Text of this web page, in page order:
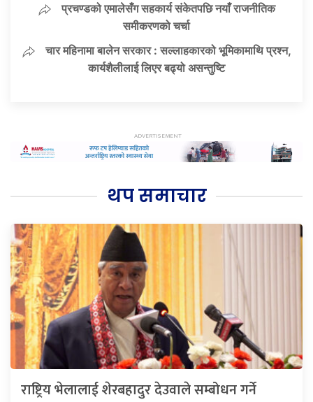
प्रचण्डको एमालेसँग सहकार्य संकेतपछि नयाँ राजनीतिक
समीकरणको चर्चा
चार महिनामा बालेन सरकार : सल्लाहकारको भूमिकामाथि प्रश्न,
कार्यशैलीलाई लिएर बढ्यो असन्तुष्टि
थप समाचार
राष्ट्रिय भेलालाई शेरबहादुर देउवाले सम्बोधन गर्ने